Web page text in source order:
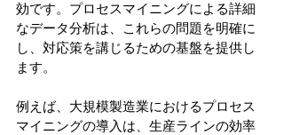
効です。プロセスマイニングによる詳細
なデータ分析は、これらの問題を明確に
し、対応策を講じるための基盤を提供し
ます。
例えば、大規模製造業におけるプロセス
マイニングの導入は、生産ラインの効率